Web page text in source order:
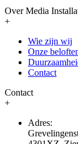
Over Media
+
Wie zijn wij
Onze
Contact
Contact
+
Adres: